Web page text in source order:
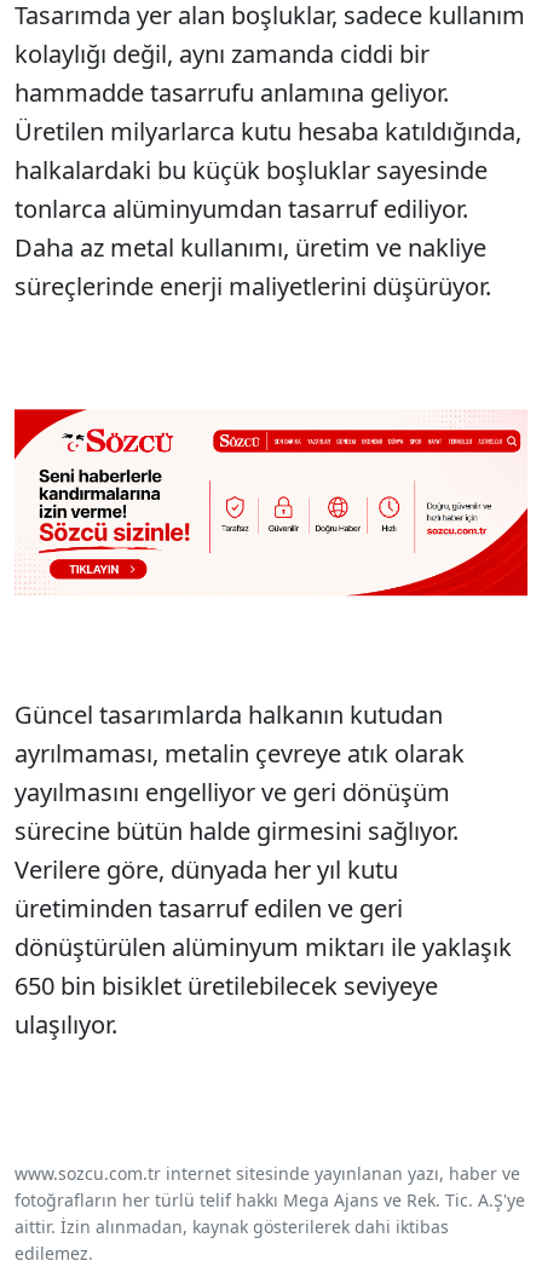
Tasarımda yer alan boşluklar, sadece kullanım
kolaylığı değil, aynı zamanda ciddi bir
hammadde tasarrufu anlamına geliyor.
Üretilen milyarlarca kutu hesaba katıldığında,
halkalardaki bu küçük boşluklar sayesinde
tonlarca alüminyumdan tasarruf ediliyor.
Daha az metal kullanımı, üretim ve nakliye
süreçlerinde enerji maliyetlerini düşürüyor.
Güncel tasarımlarda halkanın kutudan
ayrılmaması, metalin çevreye atık olarak
yayılmasını engelliyor ve geri dönüşüm
sürecine bütün halde girmesini sağlıyor.
Verilere göre, dünyada her yıl kutu
üretiminden tasarruf edilen ve geri
dönüştürülen alüminyum miktarı ile yaklaşık
650 bin bisiklet üretilebilecek seviyeye
ulaşılıyor.
www.sozcu.com.tr internet sitesinde yayınlanan yazı, haber ve
fotoğrafların her türlü telif hakkı Mega Ajans ve Rek. Tic. A.Ş'ye
aittir. İzin alınmadan, kaynak gösterilerek dahi iktibas
edilemez.